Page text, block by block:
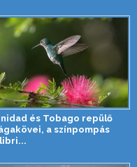
és Tobago repülő
a színpompás